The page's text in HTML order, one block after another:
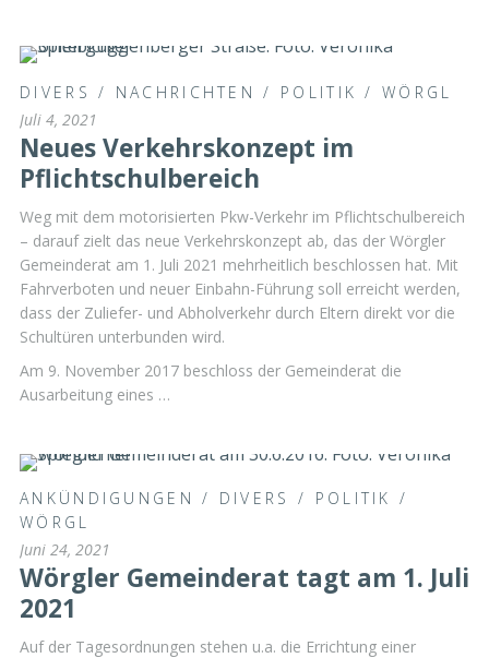
DIVERS / NACHRICHTEN / POLITIK /WÖRGL
Juli 4, 2021
Neues Verkehrskonzept im
Pflichtschulbereich
Weg mit dem motorisierten Pkw-Verkehr im Pflichtschulbereich
– darauf zielt das neue Verkehrskonzept ab, das der Wörgler
Gemeinderat am 1. Juli 2021 mehrheitlich beschlossen hat. Mit
Fahrverboten und neuer Einbahn-Führung soll erreicht werden,
dass der Zuliefer- und Abholverkehr durch Eltern direkt vor die
Schultüren unterbunden wird.
Am 9. November 2017 beschloss der Gemeinderat die
Ausarbeitung eines …
ANKÜNDIGUNGEN / DIVERS / POLITIK /
WÖRGL
Juni 24, 2021
Wörgler Gemeinderat tagt am 1. Juli
2021
Auf der Tagesordnungen stehen u.a. die Errichtung einer